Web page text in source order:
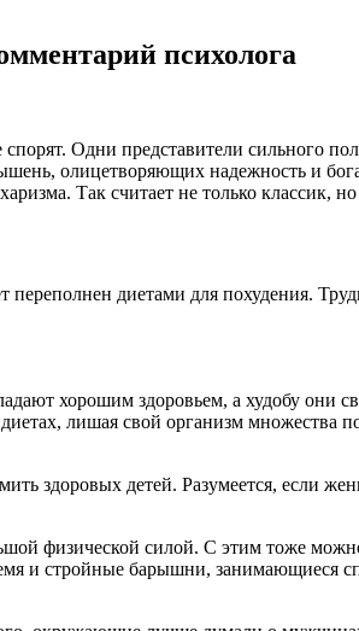
психолога
Одни представители сильного
олицетворяющих надежность и
Так считает не только
диетами для похудения.
хорошим здоровьем, а худобу они
лишая свой организм множества
здоровых детей. Разумеется, если
физической силой. С этим тоже
и стройные барышни, занимающиеся